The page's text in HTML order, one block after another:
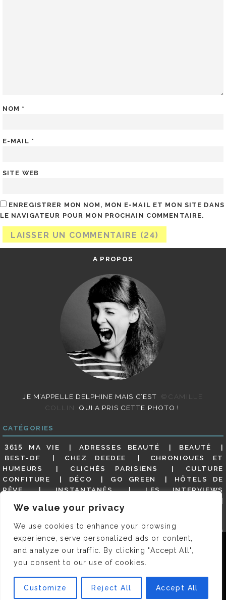
We value your privacy
We use cookies to enhance your browsing
experience, serve personalized ads or content,
and analyze our traffic. By clicking "Accept All",
you consent to our use of cookies.
Customize Reject All Accept All
NOM *
E-MAIL *
SITE WEB
ENREGISTRER MON NOM, MON E-MAIL ET MON SITE DANS
LE NAVIGATEUR POUR MON PROCHAIN COMMENTAIRE.
A PROPOS
JE M’APPELLE DELPHINE MAIS C’EST
©CAMILLE
COLLIN
QUI A PRIS CETTE PHOTO !
CATÉGORIES
3615 MA VIE ADRESSES BEAUTÉ
BEAUTÉ
BEST-OF
CHEZ DEEDEE
CHRONIQUES ET
HUMEURS
CLICHÉS PARISIENS
CULTURE
CONFITURE
DÉCO GO GREEN
HÔTELS DE
RÊVE
INSTANTANÉS
LES INTERVIEWS
MES ADRESSES
MODE
(BUT GOODIES)
PAR ICI LE MAGOT !
PARIS EN PHOTOS
RESTAURANTS
REVUE DE PRESSE DÉTAILLÉE, SIOU PLAIT
SALONS
DE THÉ
SHOPPING VIDÉOS
VITE ! UN RESTO
VOYAGES VOYAGES
© 2026 DEEDEE | TOUS DROITS RÉSERVÉS. DESIGNED BY
Nous utilisons des cookies pour vous garantir la meilleure
expérience sur notre site. Si vous continuez à utiliser ce
dernier, nous considérerons que vous acceptez l'utilisation des
cookies.
OK